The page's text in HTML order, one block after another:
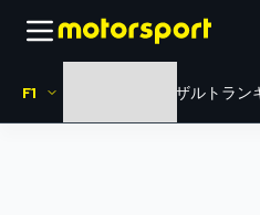
F1 リザルト ラン